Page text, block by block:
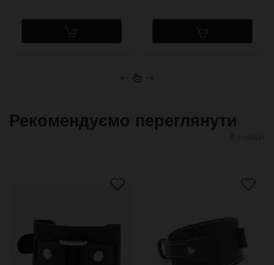
← →
Рекомендуємо переглянути